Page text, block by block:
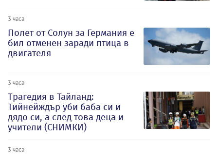
3 часа
Полет от Солун за Германия е
бил отменен заради птица в
двигателя
3 часа
Трагедия в Тайланд:
Тийнейждър уби баба си и
дядо си, а след това деца и
учители (СНИМКИ)
3 часа